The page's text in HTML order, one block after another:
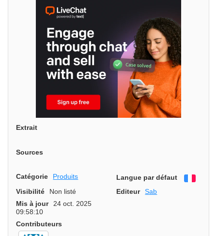
Extrait
Sources
Catégorie Produits Langue par défaut
Visibilité
Non listé Editeur
Sab
Mis à jour
24 oct. 2025
09:58:10
Contributeurs